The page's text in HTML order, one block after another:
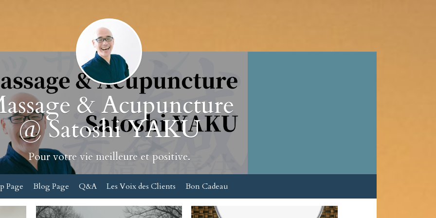
& Acupuncture
@ Satoshi YAKU
Pour votre vie meilleure et positive.
Page Blog Page Q&A Les Voix des Clients Bon Cadeau